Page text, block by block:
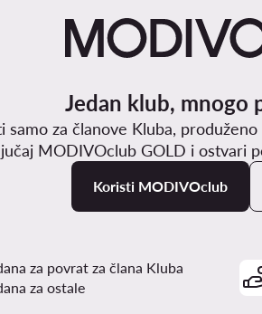
Jedan klub, mnogo
samo za članove Kluba,
MODIVOclub GOLD i ostvari
Koristi MODIVOclub
za povrat za člana Kluba
za ostale